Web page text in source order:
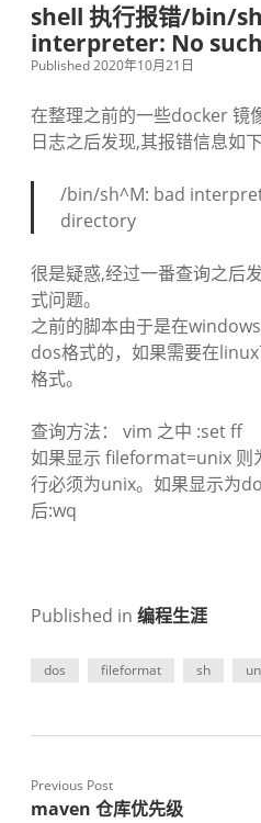
shell 执行报错/bin/
interpreter: No
Published 2020年10月21日
在整理之前的一些docker 镜
日志之后发现,其报错信息如下
/bin/sh^M: bad
directory
很是疑惑,经过一番查询之后
式问题。
之前的脚本由于是在
dos格式的，如果需要在
格式。
查询方法： vim 之中 :set ff
如果显示 fileformat=unix 则
行必须为unix。如果显示为
后:wq
Published in 编程生涯
dos fileformat sh
Previous Post
maven 仓库优先级